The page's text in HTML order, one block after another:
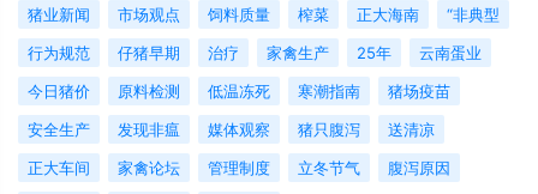
猪业新闻 市场观点 饲料质量 榨菜 正大海南
“非典型
行为规范
仔猪早期 治疗 家禽生产 25年
云南蛋业
今日猪价
原料检测 低温冻死 寒潮指南
猪场疫苗
安全生产
发现非瘟 媒体观察 猪只腹泻
送清凉
正大车间
家禽论坛 管理制度 立冬节气
腹泻原因